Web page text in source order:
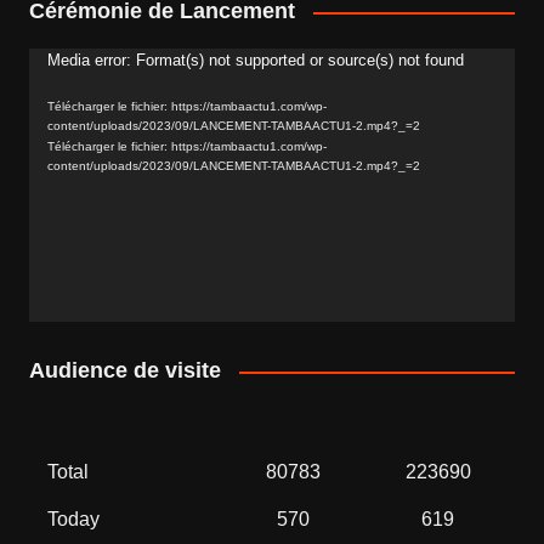
Cérémonie de Lancement
Lecteur
Media error: Format(s) not supported or source(s) not found
Télécharger le fichier: https://tambaactu1.com/wp-
content/uploads/2023/09/LANCEMENT-TAMBAACTU1-2.mp4?_=2
Télécharger le fichier: https://tambaactu1.com/wp-
content/uploads/2023/09/LANCEMENT-TAMBAACTU1-2.mp4?_=2
Audience de visite
Total 80783 223690
Today 570 619